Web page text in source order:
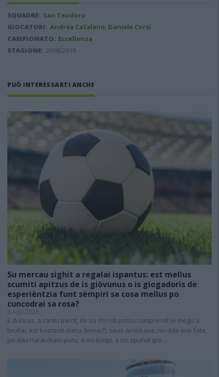
SQUADRE: San Teodoro
GIOCATORI: Andrea Catalano, Daniele Corsi
CAMPIONATO: Eccellenza
STAGIONE: 2018/2019
PUÒ INTERESSARTI ANCHE
Su mercau sighit a regalai ispantus: est mellus
scumiti apitzus de is giòvunus o is giogadoris de
esperièntzia funt sèmpiri sa cosa mellus po
cuncodrai sa rosa?
6 Ago 2026
E duncas, a cantu parrit, de su chi ndi potzu cumprendi (e megu a
brullai, est bastanti craru, berus?), seus arribbaus, nci dda eus fata,
po ddu narai diaici puru, a nci lompi, a nci spundi (po…